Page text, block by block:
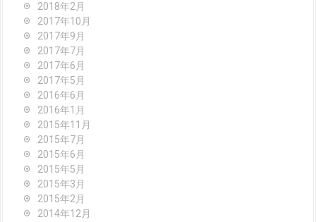
2018年2月
2017年10月
2017年9月
2017年7月
2017年6月
2017年5月
2016年6月
2016年1月
2015年11月
2015年7月
2015年6月
2015年5月
2015年3月
2015年2月
2014年12月